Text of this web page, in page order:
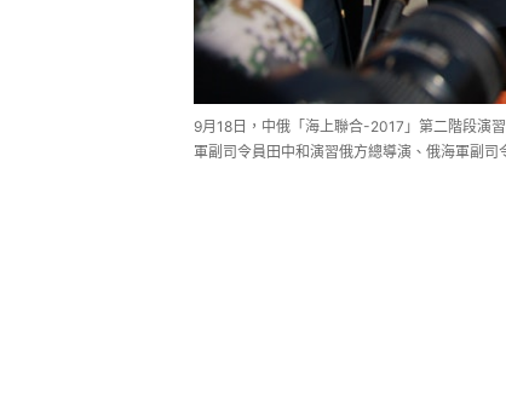
9月18日，中俄「海上聯合-2017」第二階段演
軍副司令員田中和演習俄方總導演、俄海軍副司